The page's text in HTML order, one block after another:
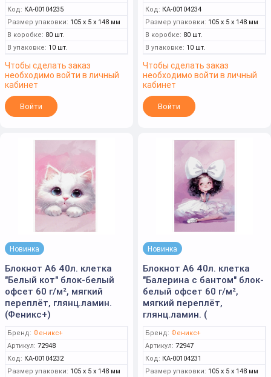
Код: КА-00104235
Размер упаковки: 105 x 5 x 148 мм
В коробке: 80 шт.
В упаковке: 10 шт.
Чтобы сделать заказ
необходимо войти в личный
кабинет
Войти
Код: КА-00104234
Размер упаковки: 105 x 5 x 148 мм
В коробке: 80 шт.
В упаковке: 10 шт.
Чтобы сделать заказ
необходимо войти в личный
кабинет
Войти
Новинка
Блокнот А6 40л. клетка
"Белый кот" блок-белый
офсет 60 г/м², мягкий
переплёт, глянц.ламин.
(Феникс+)
Бренд: Феникс+
Артикул: 72948
Код: КА-00104232
Размер упаковки: 105 x 5 x 148 мм
Новинка
Блокнот А6 40л. клетка
"Балерина с бантом" блок-
белый офсет 60 г/м²,
мягкий переплёт,
глянц.ламин. (
Бренд: Феникс+
Артикул: 72947
Код: КА-00104231
Размер упаковки: 105 x 5 x 148 мм